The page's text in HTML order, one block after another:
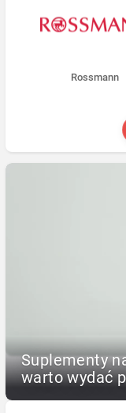
Rossmann
Suplementy
warto wydać